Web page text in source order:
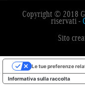
Copyright © 2018
riservati -
Sito
Informativa sulla raccolta
Le tue preferenze